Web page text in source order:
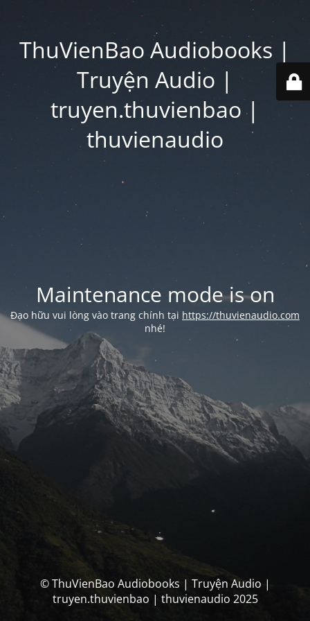
ThuVienBao Audiobooks |
Truyện Audio |
truyen.thuvienbao |
thuvienaudio
Maintenance mode is on
Đạo hữu vui lòng vào trang chính tại https://thuvienaudio.com
nhé!
© ThuVienBao Audiobooks | Truyện Audio |
truyen.thuvienbao | thuvienaudio 2025